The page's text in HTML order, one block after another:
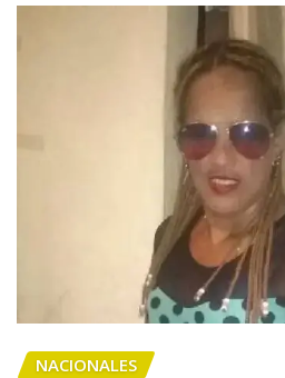
NACIONALES